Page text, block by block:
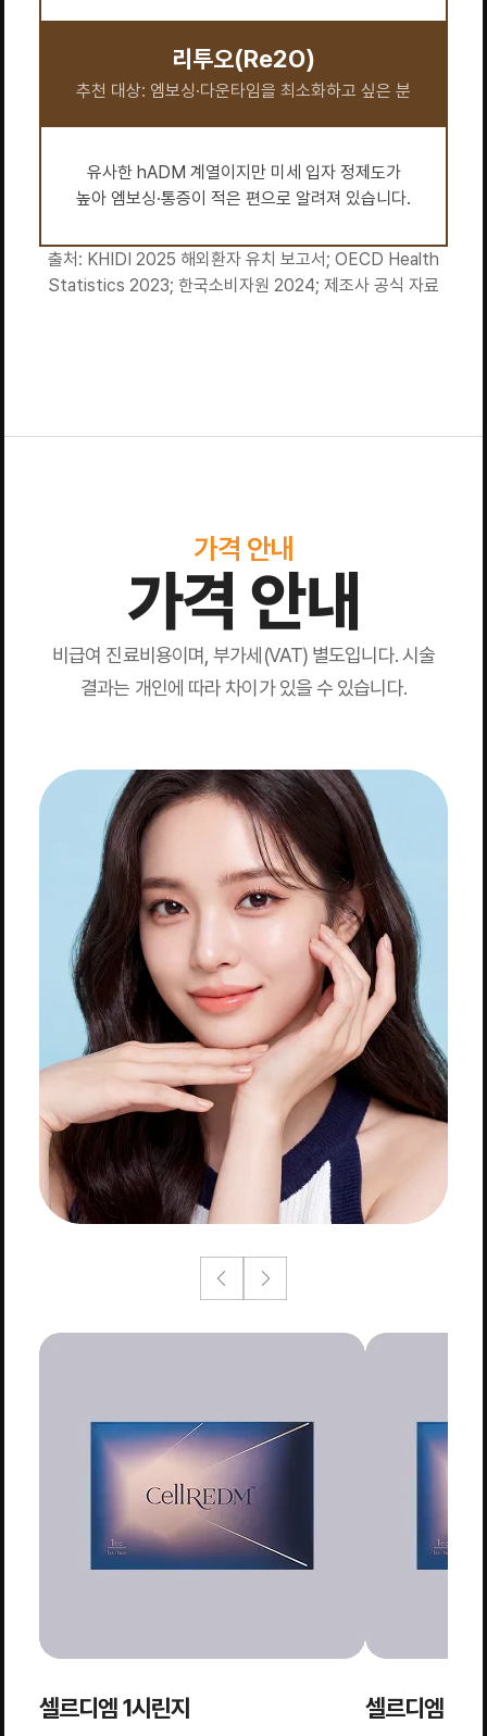
리투오(Re2O)
추천 대상: 엠보싱·다운타임을 최소화하고 싶은 분
유사한 hADM 계열이지만 미세 입자 정제도가
높아 엠보싱·통증이 적은 편으로 알려져 있습니다.
출처: KHIDI 2025 해외환자 유치 보고서; OECD Health
Statistics 2023; 한국소비자원 2024; 제조사 공식 자료
가격 안내
가격 안내
비급여 진료비용이며, 부가세(VAT) 별도입니다. 시술
결과는 개인에 따라 차이가 있을 수 있습니다.
셀르디엠 1시린지 셀르디엠 2시